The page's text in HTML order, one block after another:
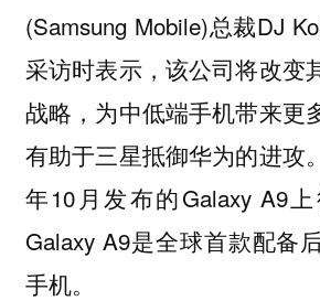
(Samsung Mobile)总裁DJ
采访时表示，该公司将改变
战略，为中低端手机带来更
有助于三星抵御华为的进攻
年10月发布的Galaxy A9
Galaxy A9是全球首款配备
手机。